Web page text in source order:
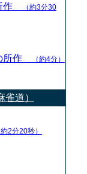
作
（約3分30
所作 （約4分）
道）
約2分20秒）